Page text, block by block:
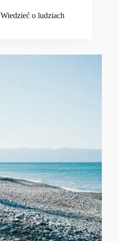
o ludziach